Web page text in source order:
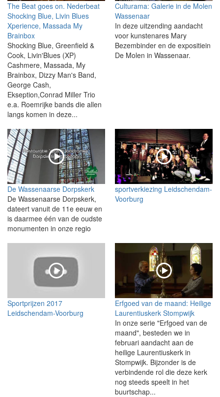
The Beat goes on. Nederbeat
Shocking Blue, Livin Blues
Xperience, Massada My
Brainbox
Shocking Blue, Greenfield &
Cook, Livin'Blues (XP)
Cashmere, Massada, My
Brainbox, Dizzy Man's Band,
George Cash,
Ekseption,Conrad Miller Trio
e.a. Roemrijke bands die allen
langs komen in deze...
Culturama: Galerie in de Molen
Wassenaar
In deze uitzending aandacht
voor kunstenares Mary
Bezembinder en de expositiein
De Molen in Wassenaar.
De Wassenaarse Dorpskerk
De Wassenaarse Dorpskerk,
dateert vanuit de 11e eeuw en
is daarmee één van de oudste
monumenten in onze regio
sportverkiezing Leidschendam-
Voorburg
Sportprijzen 2017
Leidschendam-Voorburg
Erfgoed van de maand: Heilige
Laurentiuskerk Stompwijk
In onze serie "Erfgoed van de
maand", besteden we in
februari aandacht aan de
heilige Laurentiuskerk in
Stompwijk. Bijzonder is de
verbindende rol die deze kerk
nog steeds speelt in het
buurtschap...